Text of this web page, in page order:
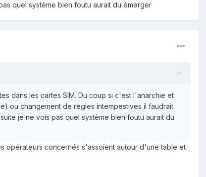
quel système bien foutu aurait du émerger
dans les cartes SIM. Du coup si c'est l'anarchie et
ou changement de règles intempestives il faudrait
je ne vois pas quel système bien foutu aurait du
opérateurs concernés s'assoient autour d'une table et